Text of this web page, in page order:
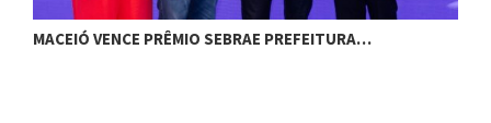
MACEIÓ VENCE PRÊMIO SEBRAE PREFEITURA…